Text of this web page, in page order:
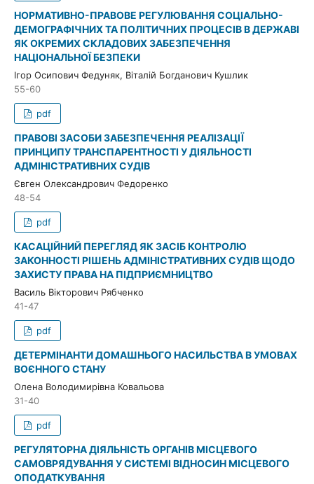
НОРМАТИВНО-ПРАВОВЕ РЕГУЛЮВАННЯ СОЦІАЛЬНО-
ДЕМОГРАФІЧНИХ ТА ПОЛІТИЧНИХ ПРОЦЕСІВ В ДЕРЖАВІ
ЯК ОКРЕМИХ СКЛАДОВИХ ЗАБЕЗПЕЧЕННЯ
НАЦІОНАЛЬНОЇ БЕЗПЕКИ
Ігор Осипович Федуняк, Віталій Богданович Кушлик
55-60
pdf
ПРАВОВІ ЗАСОБИ ЗАБЕЗПЕЧЕННЯ РЕАЛІЗАЦІЇ
ПРИНЦИПУ ТРАНСПАРЕНТНОСТІ У ДІЯЛЬНОСТІ
АДМІНІСТРАТИВНИХ СУДІВ
Євген Олександрович Федоренко
48-54
pdf
КАСАЦІЙНИЙ ПЕРЕГЛЯД ЯК ЗАСІБ КОНТРОЛЮ
ЗАКОННОСТІ РІШЕНЬ АДМІНІСТРАТИВНИХ СУДІВ ЩОДО
ЗАХИСТУ ПРАВА НА ПІДПРИЄМНИЦТВО
Василь Вікторович Рябченко
41-47
pdf
ДЕТЕРМІНАНТИ ДОМАШНЬОГО НАСИЛЬСТВА В УМОВАХ
ВОЄННОГО СТАНУ
Олена Володимирівна Ковальова
31-40
pdf
РЕГУЛЯТОРНА ДІЯЛЬНІСТЬ ОРГАНІВ МІСЦЕВОГО
САМОВРЯДУВАННЯ У СИСТЕМІ ВІДНОСИН МІСЦЕВОГО
ОПОДАТКУВАННЯ